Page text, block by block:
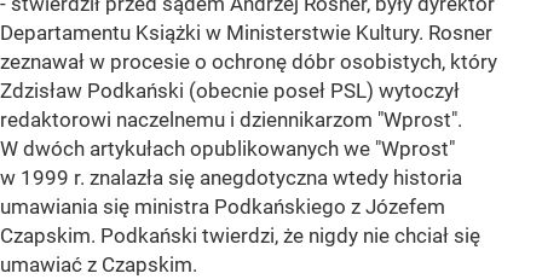
Departamentu Książki w Ministerstwie Kultury. Rosner
zeznawał w procesie o ochronę dóbr osobistych, który
Zdzisław Podkański (obecnie poseł PSL) wytoczył
redaktorowi naczelnemu i dziennikarzom "Wprost".
W dwóch artykułach opublikowanych we "Wprost"
w 1999 r. znalazła się anegdotyczna wtedy historia
umawiania się ministra Podkańskiego z Józefem
Czapskim. Podkański twierdzi, że nigdy nie chciał się
umawiać z Czapskim.